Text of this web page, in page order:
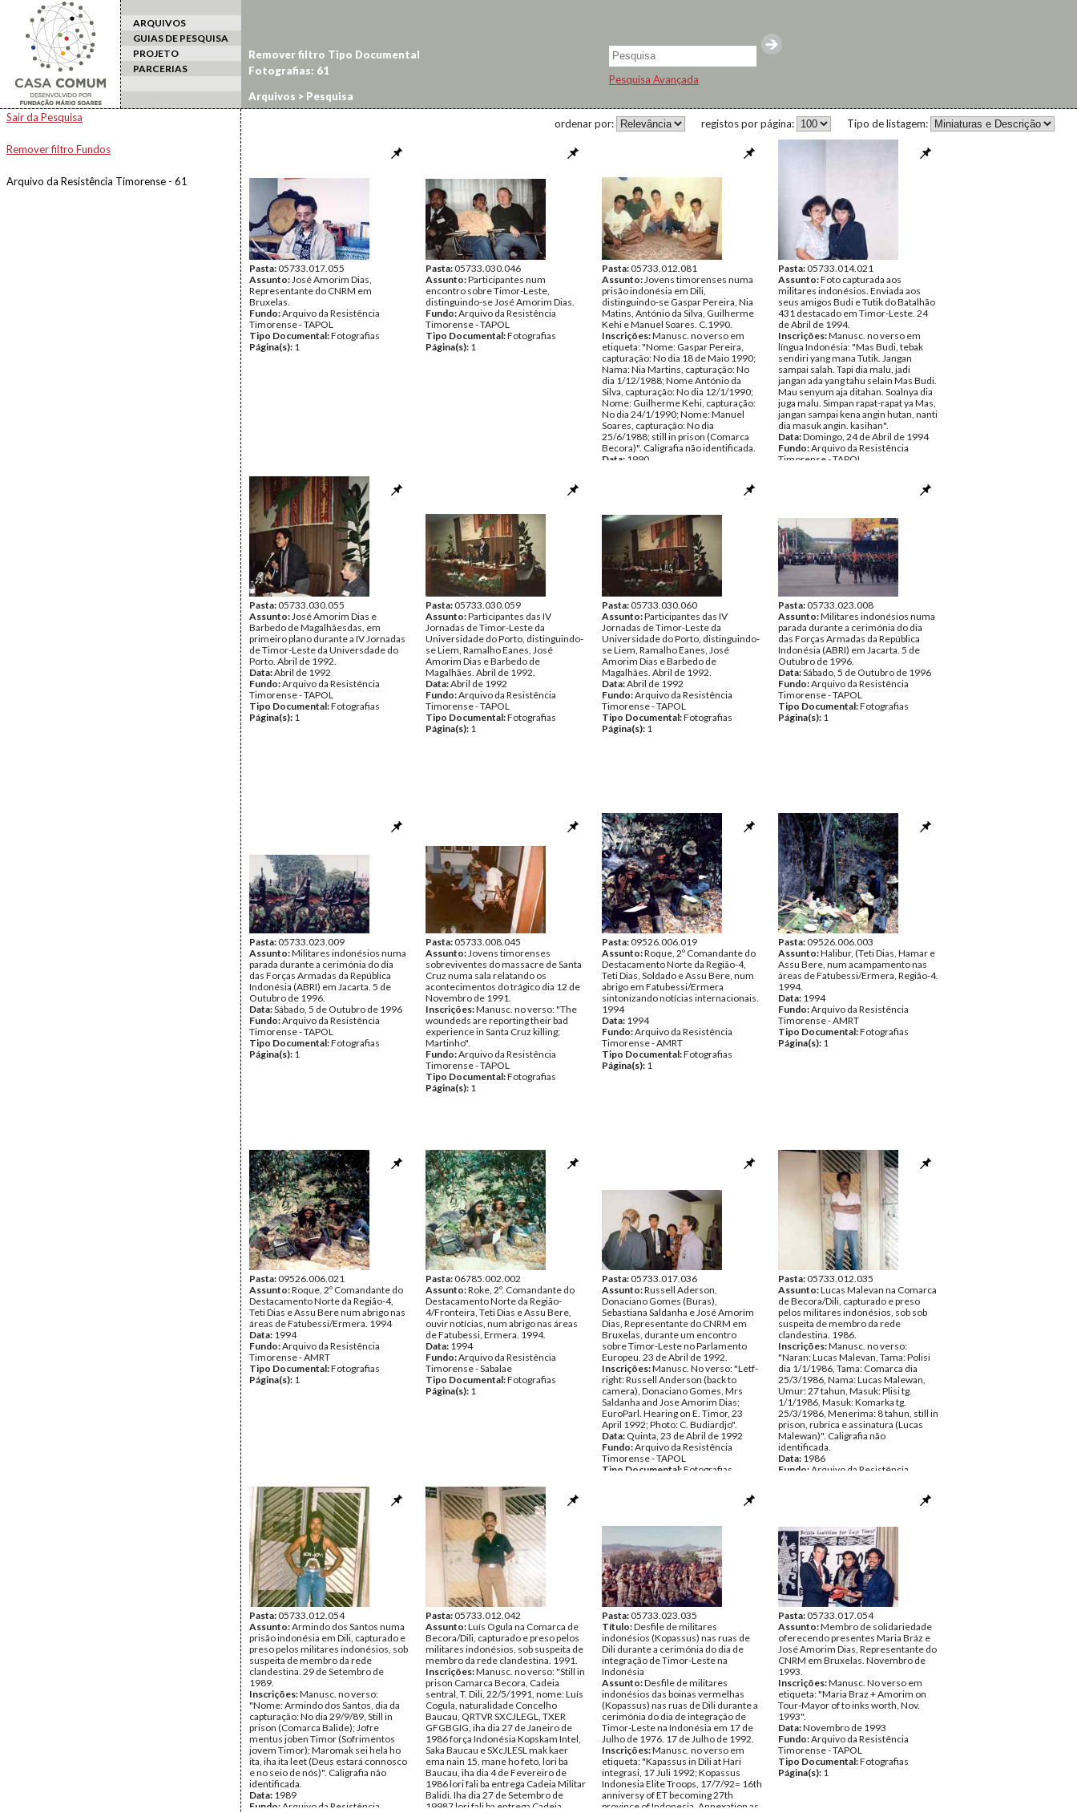
ARQUIVOS
GUIAS DE PESQUISA
PROJETO
PARCERIAS
Pesquisa Avançada
Arquivos > Pesquisa
Sair da Pesquisa
Remover filtro Fundos
Arquivo da Resistência Timorense - 61
Remover filtro Tipo Documental
Fotografias: 61
Tipo de listagem:
registos por página:
ordenar por:
Pasta:05733.017.055
Assunto:José Amorim Dias,
Representante do CNRM em
Bruxelas.
Fundo:Arquivo da Resistência
Timorense - TAPOL
Tipo Documental:Fotografias
Página(s): 1
Pasta:05733.030.046
Assunto:Participantes num
encontro sobre Timor-Leste,
distinguindo-se José Amorim Dias.
Fundo:Arquivo da Resistência
Timorense - TAPOL
Tipo Documental:Fotografias
Página(s): 1
Pasta:05733.012.081
Assunto:Jovens timorenses numa
prisão indonésia em Dili,
distinguindo-se Gaspar Pereira, Nia
Matins, António da Silva, Guilherme
Kehi e Manuel Soares. C.1990.
Inscrições:Manusc. no verso em
etiqueta: "Nome: Gaspar Pereira,
capturação: No dia 18 de Maio 1990;
Nama: Nia Martins, capturação: No
dia 1/12/1988; Nome António da
Silva, capturação: No dia 12/1/1990;
Nome: Guilherme Kehi, capturação:
No dia 24/1/1990; Nome: Manuel
Soares, capturação: No dia
25/6/1988; still in prison (Comarca
Becora)". Caligrafia não identificada.
Data: 1990
Pasta:05733.014.021
Assunto:Foto capturada aos
militares indonésios. Enviada aos
seus amigos Budi e Tutik do Batalhão
431 destacado em Timor-Leste. 24
de Abril de 1994.
Inscrições:Manusc. no verso em
língua Indonésia: "Mas Budi, tebak
sendiri yang mana Tutik. Jangan
sampai salah. Tapi dia malu, jadi
jangan ada yang tahu selain Mas Budi.
Mau senyum aja ditahan. Soalnya dia
juga malu. Simpan rapat-rapat ya Mas,
jangan sampai kena angin hutan, nanti
dia masuk angin. kasihan".
Data:Domingo, 24 de Abril de 1994
Fundo:Arquivo da Resistência
Timorense - TAPOL
Pasta:05733.030.055
Assunto:José Amorim Dias e
Barbedo de Magalhãesdas, em
primeiro plano durante a IV Jornadas
de Timor-Leste da Universdade do
Porto. Abril de 1992.
Data:Abril de 1992
Fundo:Arquivo da Resistência
Timorense - TAPOL
Tipo Documental:Fotografias
Página(s): 1
Pasta:05733.030.059
Assunto:Participantes das IV
Jornadas de Timor-Leste da
Universidade do Porto, distinguindo-
se Liem, Ramalho Eanes, José
Amorim Dias e Barbedo de
Magalhães. Abril de 1992.
Data:Abril de 1992
Fundo:Arquivo da Resistência
Timorense - TAPOL
Tipo Documental:Fotografias
Página(s): 1
Pasta:05733.030.060
Assunto:Participantes das IV
Jornadas de Timor-Leste da
Universidade do Porto, distinguindo-
se Liem, Ramalho Eanes, José
Amorim Dias e Barbedo de
Magalhães. Abril de 1992.
Data:Abril de 1992
Fundo:Arquivo da Resistência
Timorense - TAPOL
Tipo Documental:Fotografias
Página(s): 1
Pasta:05733.023.008
Assunto:Militares indonésios numa
parada durante a cerimónia do dia
das Forças Armadas da República
Indonésia (ABRI) em Jacarta. 5 de
Outubro de 1996.
Data:Sábado, 5 de Outubro de 1996
Fundo:Arquivo da Resistência
Timorense - TAPOL
Tipo Documental:Fotografias
Página(s): 1
Pasta:05733.023.009
Assunto:Militares indonésios numa
parada durante a cerimónia do dia
das Forças Armadas da República
Indonésia (ABRI) em Jacarta. 5 de
Outubro de 1996.
Data:Sábado, 5 de Outubro de 1996
Fundo:Arquivo da Resistência
Timorense - TAPOL
Tipo Documental:Fotografias
Página(s): 1
Pasta:05733.008.045
Assunto:Jovens timorenses
sobreviventes do massacre de Santa
Cruz numa sala relatando os
acontecimentos do trágico dia 12 de
Novembro de 1991.
Inscrições:Manusc. no verso: "The
woundeds are reporting their bad
experience in Santa Cruz killing;
Martinho".
Fundo:Arquivo da Resistência
Timorense - TAPOL
Tipo Documental:Fotografias
Página(s): 1
Pasta:09526.006.019
Assunto:Roque, 2º Comandante do
Destacamento Norte da Região-4,
Teti Dias, Soldado e Assu Bere, num
abrigo em Fatubessi/Ermera
sintonizando notícias internacionais.
1994
Data: 1994
Fundo:Arquivo da Resistência
Timorense - AMRT
Tipo Documental:Fotografias
Página(s): 1
Pasta:09526.006.003
Assunto:Halibur, (Teti Dias, Hamar e
Assu Bere, num acampamento nas
áreas de Fatubessi/Ermera, Região-4.
1994.
Data: 1994
Fundo:Arquivo da Resistência
Timorense - AMRT
Tipo Documental:Fotografias
Página(s): 1
Pasta:09526.006.021
Assunto:Roque, 2º Comandante do
Destacamento Norte da Região-4,
Teti Dias e Assu Bere num abrigo nas
áreas de Fatubessi/Ermera. 1994
Data: 1994
Fundo:Arquivo da Resistência
Timorense - AMRT
Tipo Documental:Fotografias
Página(s): 1
Pasta:06785.002.002
Assunto:Roke, 2º. Comandante do
Destacamento Norte da Região-
4/Fronteira, Teti Dias e Assu Bere,
ouvir notícias, num abrigo nas áreas
de Fatubessi, Ermera. 1994.
Data: 1994
Fundo:Arquivo da Resistência
Timorense - Sabalae
Tipo Documental:Fotografias
Página(s): 1
Pasta:05733.017.036
Assunto:Russell Aderson,
Donaciano Gomes (Buras),
Sebastiana Saldanha e José Amorim
Dias, Representante do CNRM em
Bruxelas, durante um encontro
sobre Timor-Leste no Parlamento
Europeu. 23 de Abril de 1992.
Inscrições:Manusc. No verso: "Letf-
right: Russell Anderson (back to
camera), Donaciano Gomes, Mrs
Saldanha and Jose Amorim Dias;
EuroParl. Hearing on E. Timor, 23
April 1992; Photo: C. Budiardjo".
Data: Quinta, 23 de Abril de 1992
Fundo:Arquivo da Resistência
Timorense - TAPOL
Tipo Documental:Fotografias
Pasta:05733.012.035
Assunto:Lucas Malevan na Comarca
de Becora/Dili, capturado e preso
pelos militares indonésios, sob sob
suspeita de membro da rede
clandestina. 1986.
Inscrições:Manusc. no verso:
"Naran: Lucas Malevan, Tama: Polisi
dia 1/1/1986, Tama: Comarca dia
25/3/1986, Nama: Lucas Malewan,
Umur: 27 tahun, Masuk: Plisi tg.
1/1/1986, Masuk: Komarka tg.
25/3/1986, Menerima: 8 tahun, still in
prison, rubrica e assinatura (Lucas
Malewan)". Caligrafia não
identificada.
Data: 1986
Fundo: Arquivo da Resistência
Pasta:05733.012.054
Assunto:Armindo dos Santos numa
prisão indonésia em Dili, capturado e
preso pelos militares indonésios, sob
suspeita de membro da rede
clandestina. 29 de Setembro de
1989.
Inscrições:Manusc. no verso:
"Nome: Armindo dos Santos, dia da
capturação: No dia 29/9/89, Still in
prison (Comarca Balide); Jofre
mentus joben Timor (Sofrimentos
jovem Timor); Maromak sei hela ho
ita, iha ita leet (Deus estará connosco
e no seio de nós)". Caligrafia não
identificada.
Data: 1989
Fundo: Arquivo da Resistência
Pasta:05733.012.042
Assunto:Luís Ogula na Comarca de
Becora/Dili, capturado e preso pelos
militares indonésios, sob suspeita de
membro da rede clandestina. 1991.
Inscrições:Manusc. no verso: "Still in
prison Camarca Becora, Cadeia
sentral, T. Dili, 22/5/1991, nome: Luís
Cogula, naturalidade Concelho
Baucau, QRTVR SXCJLEGL, TXER
GFGBGIG, iha dia 27 de Janeiro de
1986 força Indonésia Kopskam Intel,
Saka Baucau e SXcJLESL mak kaer
ema nain 15, mane ho feto, lori ba
Baucau, iha dia 4 de Fevereiro de
1986 lori fali ba entrega Cadeia Militar
Balidi. Iha dia 27 de Setembro de
19987 lori fali ba entrega Cadeia
Pasta:05733.023.035
Título:Desfile de militares
indonésios (Kopassus) nas ruas de
Dili durante a cerimónia do dia de
integração de Timor-Leste na
Indonésia
Assunto:Desfile de militares
indonésios das boinas vermelhas
(Kopassus) nas ruas de Dili durante a
cerimónia do dia de integração de
Timor-Leste na Indonésia em 17 de
Julho de 1976. 17 de Julho de 1992.
Inscrições:Manusc. no verso em
etiqueta: "Kapassus in Dili at Hari
integrasi, 17 Juli 1992; Kopassus
Indonesia Elite Troops, 17/7/92= 16th
anniversy of ET becoming 27th
province of Indonesia, Annexation as
Pasta:05733.017.054
Assunto:Membro de solidariedade
oferecendo presentes Maria Bráz e
José Amorim Dias, Representante do
CNRM em Bruxelas. Novembro de
1993.
Inscrições:Manusc. No verso em
etiqueta: "Maria Braz + Amorim on
Tour-Mayor of to inks worth, Nov.
1993".
Data:Novembro de 1993
Fundo:Arquivo da Resistência
Timorense - TAPOL
Tipo Documental:Fotografias
Página(s): 1